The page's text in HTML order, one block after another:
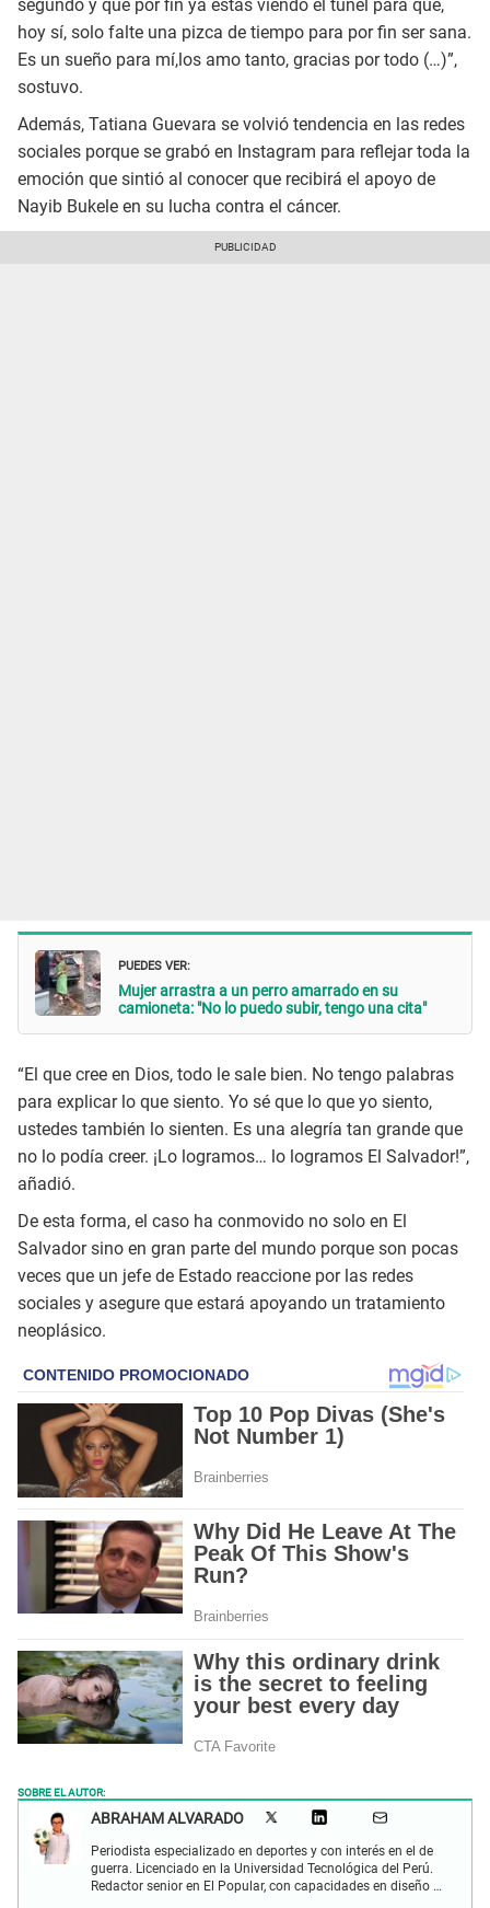
segundo y que por fin ya estás viendo el túnel para que,
hoy sí, solo falte una pizca de tiempo para por fin ser sana.
Es un sueño para mí,los amo tanto, gracias por todo (…)”,
sostuvo.
Además, Tatiana Guevara se volvió tendencia en las redes
sociales porque se grabó en Instagram para reflejar toda la
emoción que sintió al conocer que recibirá el apoyo de
Nayib Bukele en su lucha contra el cáncer.
PUEDES VER:
Mujer arrastra a un perro amarrado en su
camioneta: "No lo puedo subir, tengo una cita"
“El que cree en Dios, todo le sale bien. No tengo palabras
para explicar lo que siento. Yo sé que lo que yo siento,
ustedes también lo sienten. Es una alegría tan grande que
no lo podía creer. ¡Lo logramos… lo logramos El Salvador!”,
añadió.
De esta forma, el caso ha conmovido no solo en El
Salvador sino en gran parte del mundo porque son pocas
veces que un jefe de Estado reaccione por las redes
sociales y asegure que estará apoyando un tratamiento
neoplásico.
SOBRE EL AUTOR:
ABRAHAM ALVARADO
Periodista especializado en deportes y con interés en el de
guerra. Licenciado en la Universidad Tecnológica del Perú.
Redactor senior en El Popular, con capacidades en diseño y